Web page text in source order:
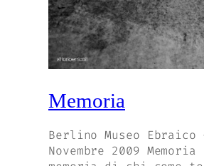
Memoria
Berlino Museo Ebraico
Novembre 2009 Memoria